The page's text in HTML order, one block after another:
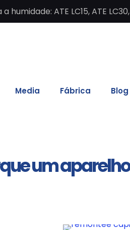
ATE LC15, ATE
Media Fábrica Blog
um